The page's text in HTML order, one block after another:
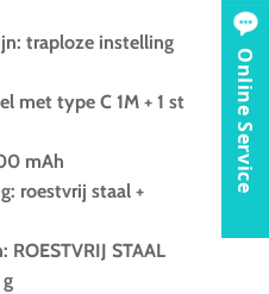
traploze instelling
met type C 1M + 1 st
mAh
roestvrij staal +
STAAL
Online Service